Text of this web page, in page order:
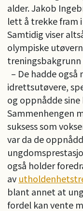
alder. Jakob
lett å trekke fram
Samtidig viser
olympiske
– De hadde også
idrettsutøvere,
og oppnådde
Sammenhengen
suksess som
var da de
også holder
av
blant annet at
fordel kan vente